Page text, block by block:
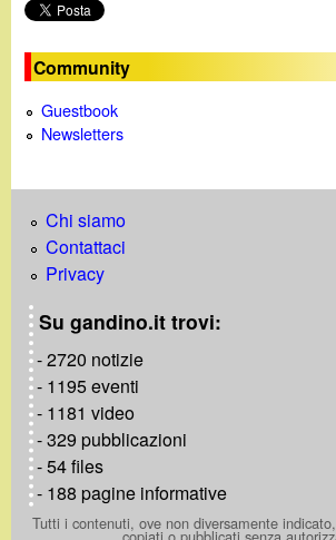
Community
Guestbook
Newsletters
Chi siamo
Contattaci
Privacy
Su gandino.it trovi:
- 2720 notizie
- 1195 eventi
- 1181 video
- 329 pubblicazioni
- 54 files
- 188 pagine informative
Tutti i contenuti, ove non diversamente